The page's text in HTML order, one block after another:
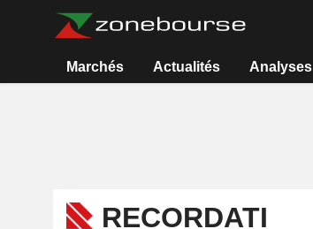
Marchés Actualités Analyses
RECORDATI